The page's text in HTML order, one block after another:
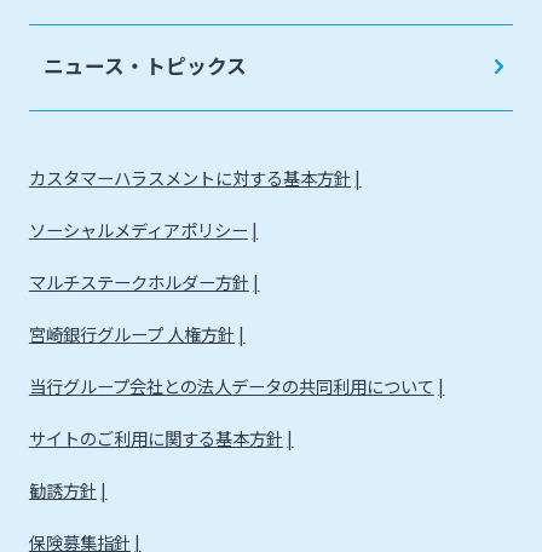
ニュース・トピックス
カスタマーハラスメントに対する基本方針
ソーシャルメディアポリシー
マルチステークホルダー方針
宮崎銀行グループ 人権方針
当行グループ会社との法人データの共同利用について
サイトのご利用に関する基本方針
勧誘方針
保険募集指針